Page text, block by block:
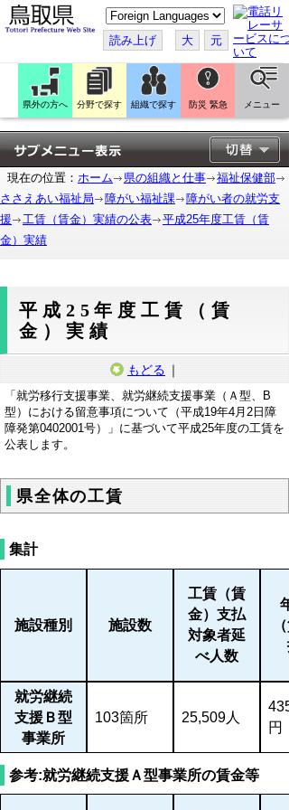
こ
の
ペ
ー
ジ
翻
訳
す
る
読み上げ 大 元
県外の方へ 分野で探す 組織で探す 防災 緊急 メニュー
現在の位置： ホーム 県の組織と仕事
福祉保健部
ささえあい福祉局
障がい福祉課
障がい者の就労支
援
工賃（賃金）実績の公表
平成25年度工賃（賃
金）実績
平成25年度工賃（賃
金）実績
もどる ｜
「就労移行支援事業、就労継続支援事業（Ａ型、B
型）における留意事項について（平成19年4月2日障
障発第0402001号）」に基づいて平成25年度の工賃を
公表します。
県全体の工賃
集計
施設種別 施設数
工賃（賃
金）支払
対象者延
べ人数
就労継続
支援Ｂ型
事業所
103箇所 25,509人
円
参考:就労継続支援Ａ型事業所の賃金等